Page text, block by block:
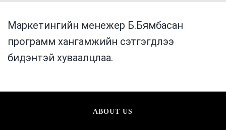
Маркетингийн менежер Б.Бямбасан
программ хангамжийн сэтгэгдлээ
бидэнтэй хуваалцлаа.
ABOUT US